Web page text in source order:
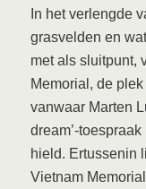
In het verlengde
grasvelden en
met als sluitpunt,
Memorial, de plek
vanwaar Marten
dream’-toespraak
hield. Ertussenin
Vietnam